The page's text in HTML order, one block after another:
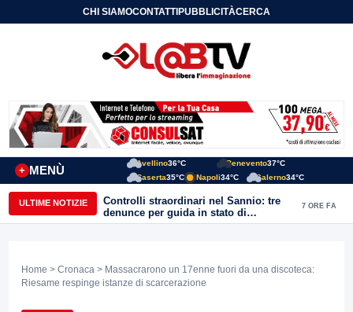
CHI SIAMOCONTATTIPUBBLICITÀCERCA
MENÙ
+
Avellino36°C Benevento37°C
Caserta35°C Napoli34°C Salerno34°C
ULTIME NOTIZIE
Controlli straordinari nel Sannio: tre
denunce per guida in stato di
ebbrezza, un arresto e 1.500 kg di
7 ORE FA
Home > Cronaca > Massacrarono un 17enne fuori da una discoteca:
Riesame respinge istanze di scarcerazione